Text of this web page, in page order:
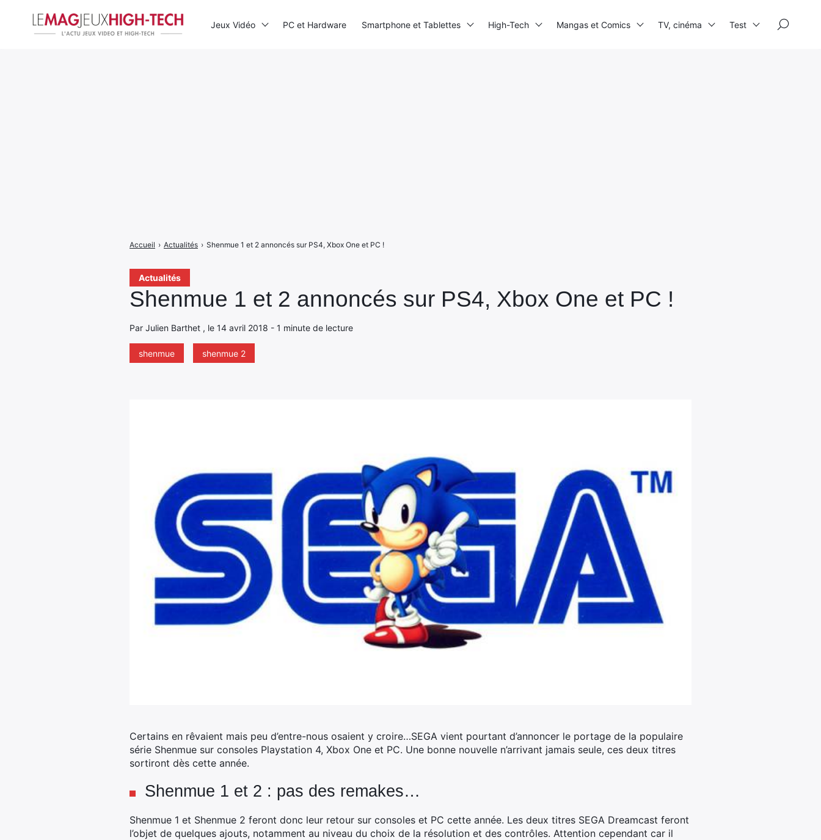
Actualités
Shenmue 1 et 2 annoncés sur PS4, Xbox One et PC !
Par Julien Barthet , le 14 avril 2018 - 1 minute de lecture
shenmue shenmue 2
Accueil › Actualités › Shenmue 1 et 2 annoncés sur PS4, Xbox One et PC !
Certains en rêvaient mais peu d’entre-nous osaient y croire…SEGA vient pourtant d’annoncer le portage de la populaire
série Shenmue sur consoles Playstation 4, Xbox One et PC. Une bonne nouvelle n’arrivant jamais seule, ces deux titres
sortiront dès cette année.
Shenmue 1 et 2 : pas des remakes…
Shenmue 1 et Shenmue 2 feront donc leur retour sur consoles et PC cette année. Les deux titres SEGA Dreamcast feront
l’objet de quelques ajouts, notamment au niveau du choix de la résolution et des contrôles. Attention cependant car il
Jeux Vidéo PC et Hardware Smartphone et Tablettes High-Tech Mangas et Comics TV, cinéma Test